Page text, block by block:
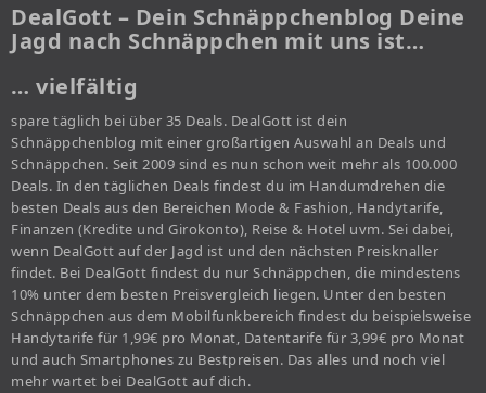
DealGott – Dein Schnäppchenblog Deine
Jagd nach Schnäppchen mit uns ist…
… vielfältig
spare täglich bei über 35 Deals. DealGott ist dein
Schnäppchenblog mit einer großartigen Auswahl an Deals und
Schnäppchen. Seit 2009 sind es nun schon weit mehr als 100.000
Deals. In den täglichen Deals findest du im Handumdrehen die
besten Deals aus den Bereichen Mode & Fashion, Handytarife,
Finanzen (Kredite und Girokonto), Reise & Hotel uvm. Sei dabei,
wenn DealGott auf der Jagd ist und den nächsten Preisknaller
findet. Bei DealGott findest du nur Schnäppchen, die mindestens
10% unter dem besten Preisvergleich liegen. Unter den besten
Schnäppchen aus dem Mobilfunkbereich findest du beispielsweise
Handytarife für 1,99€ pro Monat, Datentarife für 3,99€ pro Monat
und auch Smartphones zu Bestpreisen. Das alles und noch viel
mehr wartet bei DealGott auf dich.